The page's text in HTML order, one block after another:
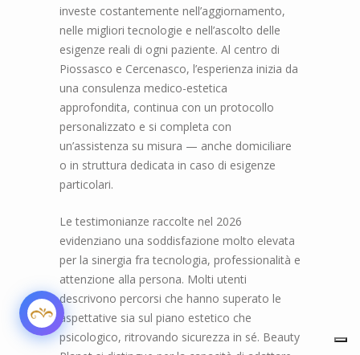
investe costantemente nell’aggiornamento,
nelle migliori tecnologie e nell’ascolto delle
esigenze reali di ogni paziente. Al centro di
Piossasco e Cercenasco, l’esperienza inizia da
una consulenza medico-estetica
approfondita, continua con un protocollo
personalizzato e si completa con
un’assistenza su misura — anche domiciliare
o in struttura dedicata in caso di esigenze
particolari.
Le testimonianze raccolte nel 2026
evidenziano una soddisfazione molto elevata
per la sinergia fra tecnologia, professionalità e
attenzione alla persona. Molti utenti
descrivono percorsi che hanno superato le
aspettative sia sul piano estetico che
psicologico, ritrovando sicurezza in sé. Beauty